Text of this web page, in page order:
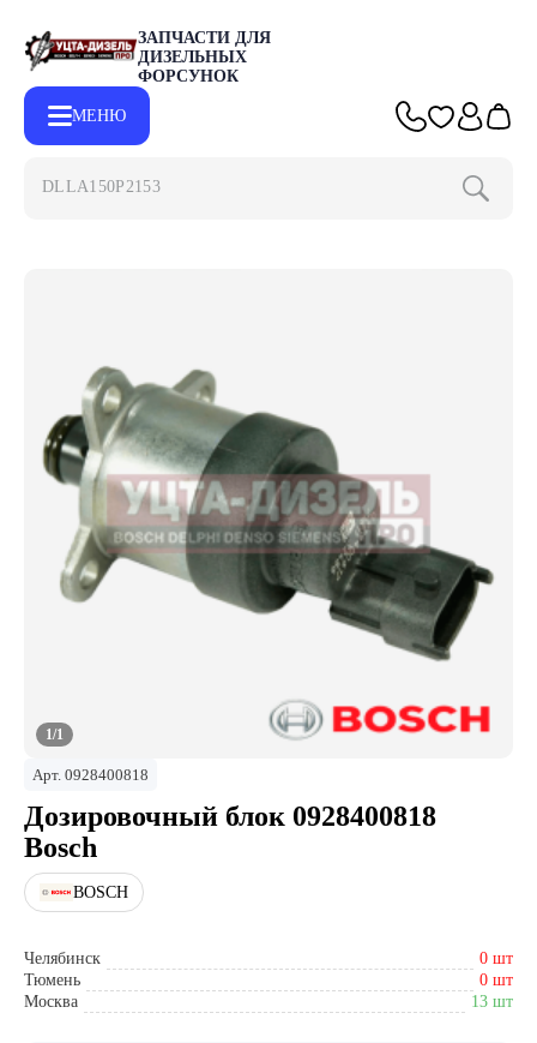
ЗАПЧАСТИ ДЛЯ
ДИЗЕЛЬНЫХ
ФОРСУНОК
МЕНЮ
DLLA150P2153
1/1
Арт. 0928400818
Дозировочный блок 0928400818
Bosch
BOSCH
Челябинск
0 шт
Тюмень
0 шт
Москва
13 шт